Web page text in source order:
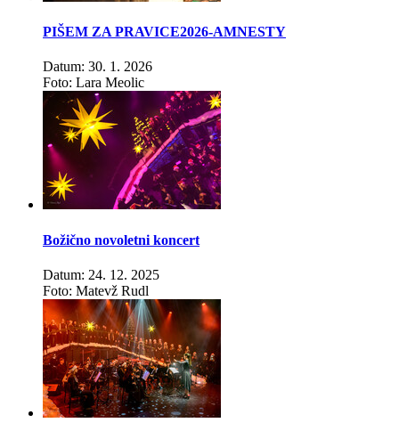
PIŠEM ZA PRAVICE2026-AMNESTY
Datum: 30. 1. 2026
Foto: Lara Meolic
Božično novoletni koncert
Datum: 24. 12. 2025
Foto: Matevž Rudl